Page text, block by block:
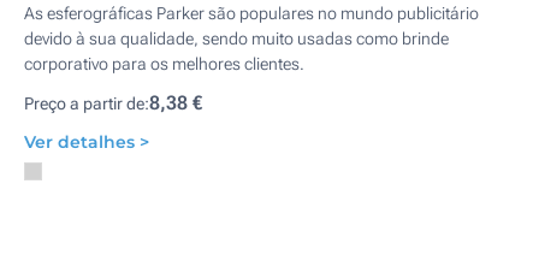
As esferográficas Parker são populares no mundo publicitário
devido à sua qualidade, sendo muito usadas como brinde
corporativo para os melhores clientes.
Preço a partir de:8,38 €
Ver detalhes >